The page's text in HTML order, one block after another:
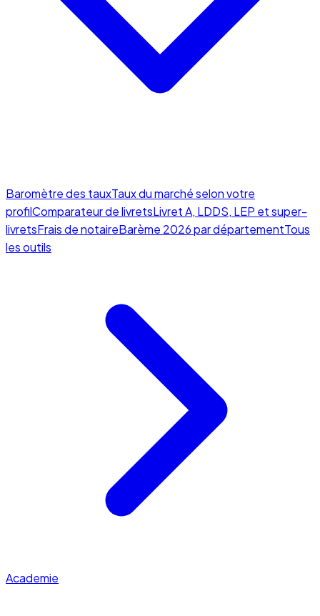
Baromètre des tauxTaux du marché selon votre
profilComparateur de livretsLivret A, LDDS, LEP et super-
livretsFrais de notaireBarème 2026 par départementTous
les outils
Academie